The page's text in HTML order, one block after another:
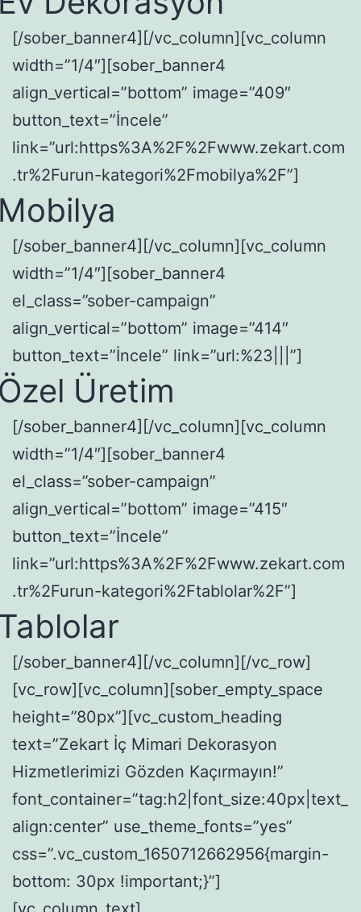
[/sober_banner4][/vc_column][vc_column
width=”1/4″][sober_banner4
align_vertical=”bottom” image=”409″
button_text=”İncele”
link=”url:https%3A%2F%2Fwww.zekart.com
.tr%2Furun-kategori%2Fmobilya%2F”]
[/sober_banner4][/vc_column][vc_column
width=”1/4″][sober_banner4
el_class=”sober-campaign”
align_vertical=”bottom” image=”414″
button_text=”İncele” link=”url:%23|||”]
Üretim
[/sober_banner4][/vc_column][vc_column
width=”1/4″][sober_banner4
el_class=”sober-campaign”
align_vertical=”bottom” image=”415″
button_text=”İncele”
link=”url:https%3A%2F%2Fwww.zekart.com
.tr%2Furun-kategori%2Ftablolar%2F”]
[/sober_banner4][/vc_column][/vc_row]
[vc_row][vc_column][sober_empty_space
height=”80px”][vc_custom_heading
text=”Zekart İç Mimari Dekorasyon
Hizmetlerimizi Gözden Kaçırmayın!”
font_container=”tag:h2|font_size:40px|text_
align:center” use_theme_fonts=”yes”
css=”.vc_custom_1650712662956{margin-
bottom: 30px !important;}”]